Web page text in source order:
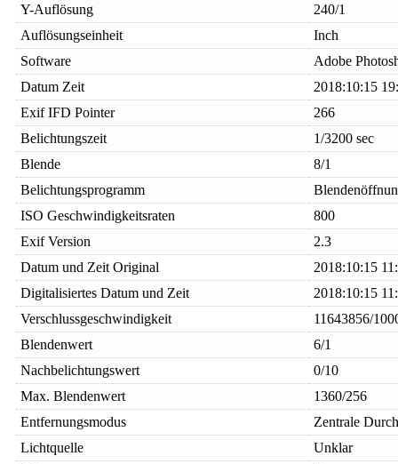
Y-Auflösung
240/1
Auflösungseinheit
Inch
Software
Adobe
Datum Zeit
2018:10:15
Exif IFD Pointer
266
Belichtungszeit
1/3200 sec
Blende
8/1
Belichtungsprogramm
ISO Geschwindigkeitsraten
800
Exif Version
2.3
Datum und Zeit Original
2018:10:15
Digitalisiertes Datum und Zeit
2018:10:15
Verschlussgeschwindigkeit
11643856/
Blendenwert
6/1
Nachbelichtungswert
0/10
Max. Blendenwert
1360/256
Entfernungsmodus
Zentrale
Lichtquelle
Unklar